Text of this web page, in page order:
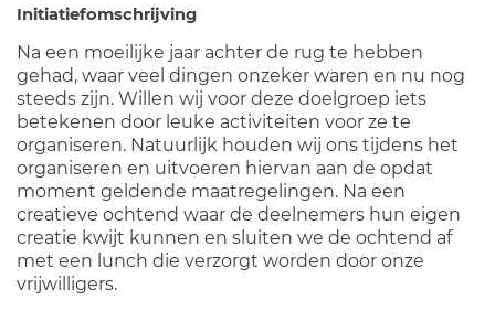
Initiatiefomschrijving
Na een moeilijke jaar achter de rug te hebben
gehad, waar veel dingen onzeker waren en nu nog
steeds zijn. Willen wij voor deze doelgroep iets
betekenen door leuke activiteiten voor ze te
organiseren. Natuurlijk houden wij ons tijdens het
organiseren en uitvoeren hiervan aan de opdat
moment geldende maatregelingen. Na een
creatieve ochtend waar de deelnemers hun eigen
creatie kwijt kunnen en sluiten we de ochtend af
met een lunch die verzorgt worden door onze
vrijwilligers.